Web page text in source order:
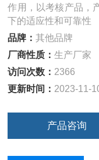
作用，以考核产品，
下的适应性和可靠性
品牌：其他品牌
厂商性质：生产厂家
访问次数： 2366
更新时间： 2023-11-
产品咨询